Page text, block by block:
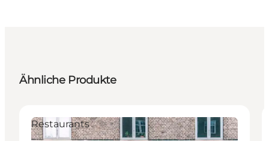
Ähnliche Produkte
Restaurants